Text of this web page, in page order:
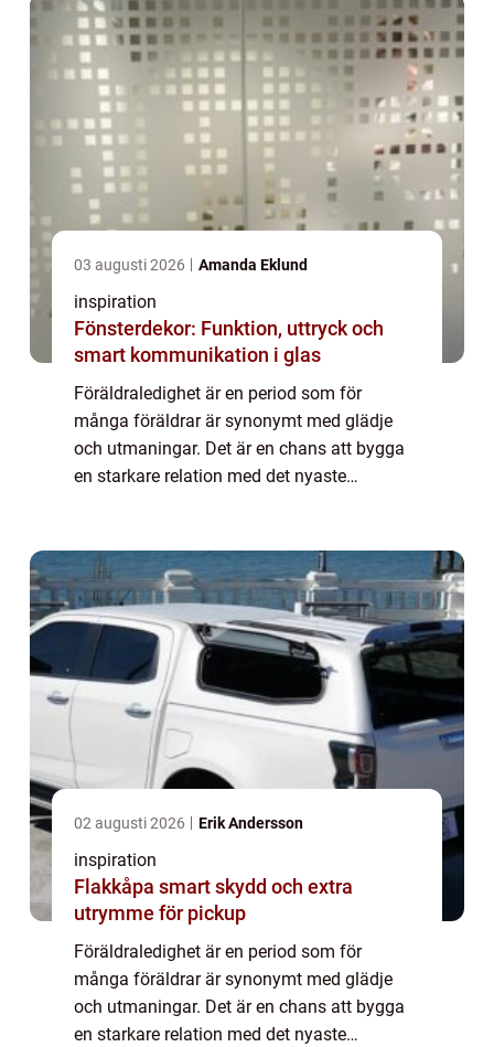
03 augusti 2026 Amanda Eklund
inspiration
Fönsterdekor: Funktion, uttryck och
smart kommunikation i glas
Föräldraledighet är en period som för
många föräldrar är synonymt med glädje
och utmaningar. Det är en chans att bygga
en starkare relation med det nyaste
02 augusti 2026 Erik Andersson
inspiration
Flakkåpa smart skydd och extra
utrymme för pickup
Föräldraledighet är en period som för
många föräldrar är synonymt med glädje
och utmaningar. Det är en chans att bygga
en starkare relation med det nyaste